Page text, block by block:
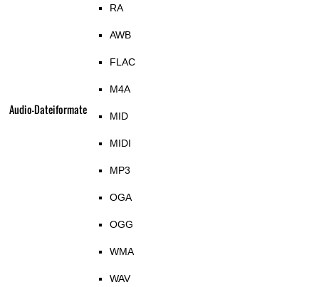
Audio-Dateiformate
RA
AWB
FLAC
M4A
MID
MIDI
MP3
OGA
OGG
WMA
WAV